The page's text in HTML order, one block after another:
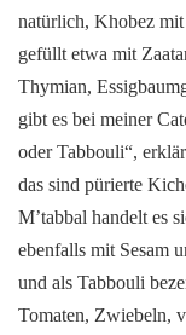
natürlich, Khobez
gefüllt etwa mit
Thymian,
gibt es bei meiner
oder Tabbouli“,
das sind pürierte
M’tabbal handelt es
ebenfalls mit Sesam
und als Tabbouli
Tomaten, Zwiebeln,